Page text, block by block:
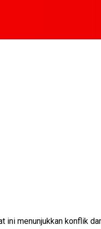
menunjukkan konflik